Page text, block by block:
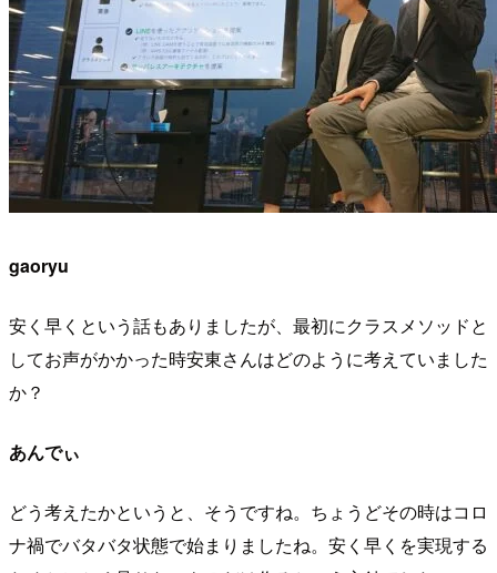
gaoryu
安く早くという話もありましたが、最初にクラスメソッドと
してお声がかかった時安東さんはどのように考えていました
か？
あんでぃ
どう考えたかというと、そうですね。ちょうどその時はコロ
ナ禍でバタバタ状態で始まりましたね。安く早くを実現する